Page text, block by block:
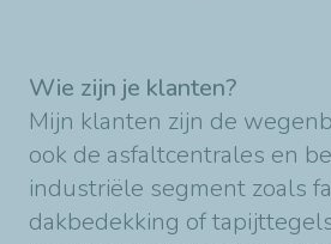
Wie zijn je klanten?
Mijn klanten zijn de
ook de asfaltcentrales en
industriële segment zoals
dakbedekking of